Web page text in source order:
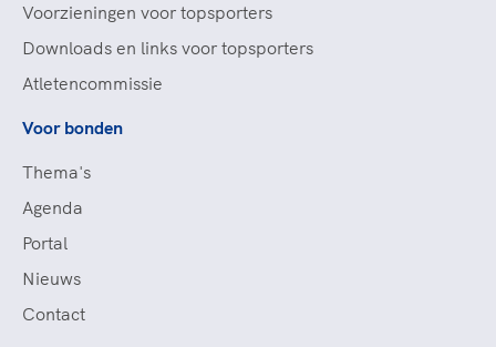
Voorzieningen voor topsporters
Downloads en links voor topsporters
Atletencommissie
Voor bonden
Thema's
Agenda
Portal
Nieuws
Contact